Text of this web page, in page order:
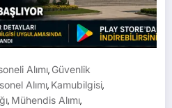
Alımı, Güvenlik
Alımı, Kamubilgisi,
, Mühendis Alımı,